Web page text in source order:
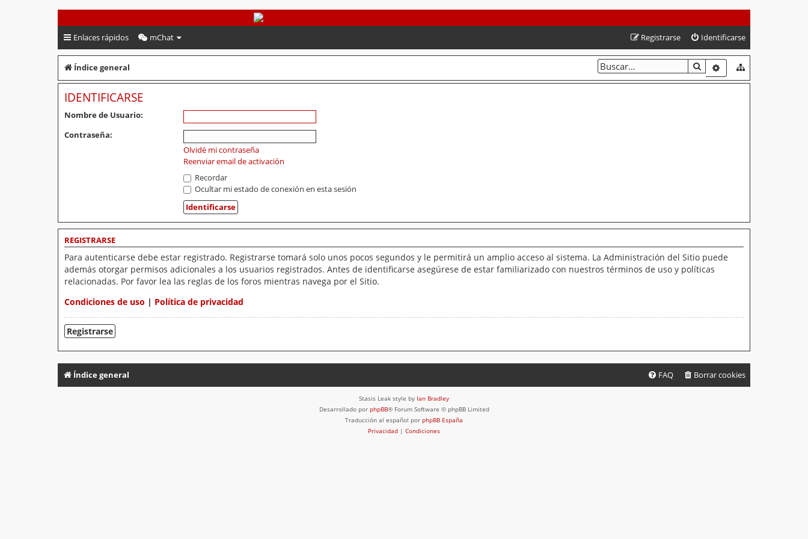
PeruVoley.com
Enlaces rápidos mChat Identificarse
Registrarse
Índice general BUSCARBÚSQUEDA
IDENTIFICARSE
Nombre de Usuario:
Contraseña:
Olvidé mi contraseña
Reenviar email de activación
Recordar
Ocultar mi estado de conexión en esta sesión
REGISTRARSE
Para autenticarse debe estar registrado. Registrarse tomará solo unos pocos segundos y le permitirá un amplio acceso al sistema. La Administración del Sitio puede
además otorgar permisos adicionales a los usuarios registrados. Antes de identificarse asegúrese de estar familiarizado con nuestros términos de uso y políticas
relacionadas. Por favor lea las reglas de los foros mientras navega por el Sitio.
Condiciones de uso | Política de privacidad
Registrarse
Índice general Borrar cookies
FAQ
Stasis Leak style by Ian Bradley
Desarrollado por phpBB® Forum Software © phpBB Limited
Traducción al español por phpBB España
Privacidad | Condiciones